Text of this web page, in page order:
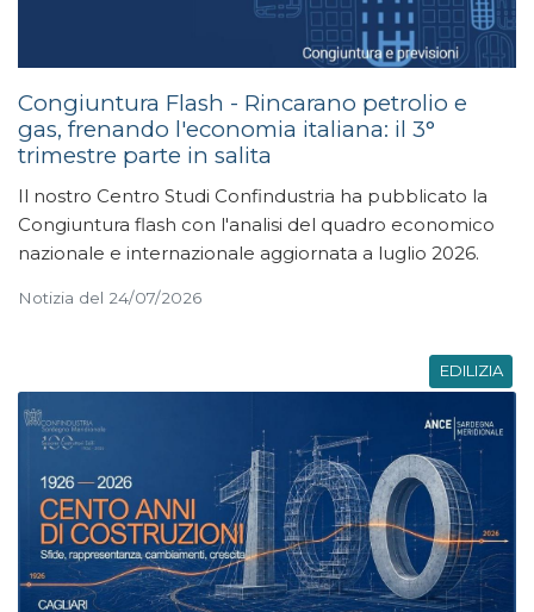
Congiuntura Flash - Rincarano petrolio e
gas, frenando l'economia italiana: il 3°
trimestre parte in salita
Il nostro Centro Studi Confindustria ha pubblicato la
Congiuntura flash con l'analisi del quadro economico
nazionale e internazionale aggiornata a luglio 2026.
Notizia del 24/07/2026
EDILIZIA